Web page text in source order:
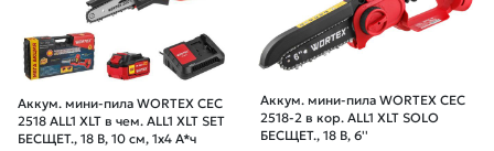
Аккум. мини-пила WORTEX CEC
2518 ALL1 XLT в чем. ALL1 XLT SET
БЕСЩЕТ., 18 В, 10 см, 1х4 А*ч
Аккум. мини-пила WORTEX CEC
2518-2 в кор. ALL1 XLT SOLO
БЕСЩЕТ., 18 В, 6''